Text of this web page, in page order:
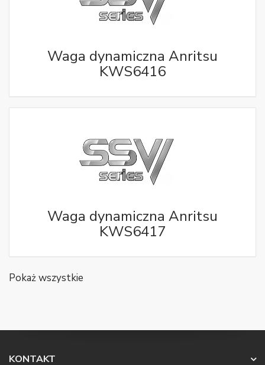
Waga dynamiczna Anritsu
KWS6416
Waga dynamiczna Anritsu
KWS6417
Pokaż wszystkie
KONTAKT